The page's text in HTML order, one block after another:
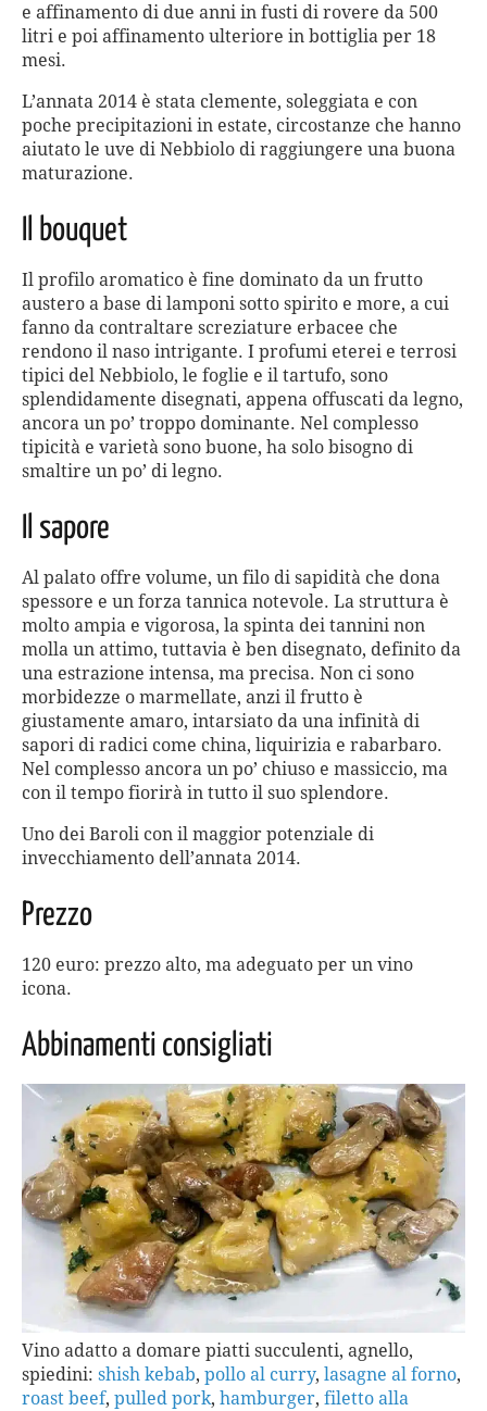
e affinamento di due anni in fusti di rovere da 500
litri e poi affinamento ulteriore in bottiglia per 18
mesi.
L’annata 2014 è stata clemente, soleggiata e con
poche precipitazioni in estate, circostanze che hanno
aiutato le uve di Nebbiolo di raggiungere una buona
maturazione.
Il bouquet
Il profilo aromatico è fine dominato da un frutto
austero a base di lamponi sotto spirito e more, a cui
fanno da contraltare screziature erbacee che
rendono il naso intrigante. I profumi eterei e terrosi
tipici del Nebbiolo, le foglie e il tartufo, sono
splendidamente disegnati, appena offuscati da legno,
ancora un po’ troppo dominante. Nel complesso
tipicità e varietà sono buone, ha solo bisogno di
smaltire un po’ di legno.
Il sapore
Al palato offre volume, un filo di sapidità che dona
spessore e un forza tannica notevole. La struttura è
molto ampia e vigorosa, la spinta dei tannini non
molla un attimo, tuttavia è ben disegnato, definito da
una estrazione intensa, ma precisa. Non ci sono
morbidezze o marmellate, anzi il frutto è
giustamente amaro, intarsiato da una infinità di
sapori di radici come china, liquirizia e rabarbaro.
Nel complesso ancora un po’ chiuso e massiccio, ma
con il tempo fiorirà in tutto il suo splendore.
Uno dei Baroli con il maggior potenziale di
invecchiamento dell’annata 2014.
Prezzo
120 euro: prezzo alto, ma adeguato per un vino
icona.
Abbinamenti consigliati
Vino adatto a domare piatti succulenti, agnello,
spiedini: shish kebab, pollo al curry, lasagne al forno,
roast beef, pulled pork, hamburger, filetto alla